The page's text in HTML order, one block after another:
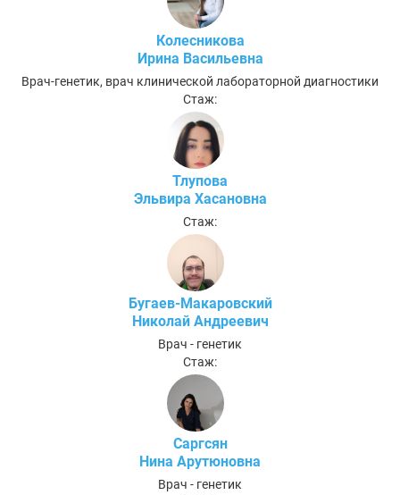
Колесникова
Ирина Васильевна
Врач-генетик, врач клинической лабораторной диагностики
Стаж:
Тлупова
Эльвира Хасановна
Стаж:
Бугаев-Макаровский
Николай Андреевич
Врач - генетик
Стаж:
Саргсян
Нина Арутюновна
Врач - генетик